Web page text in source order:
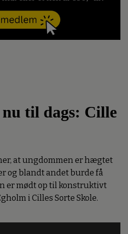
til dags: Cille
at ungdommen er hægtet
og blandt andet burde få
er mødt op til konstruktivt
i Cilles Sorte Skole.